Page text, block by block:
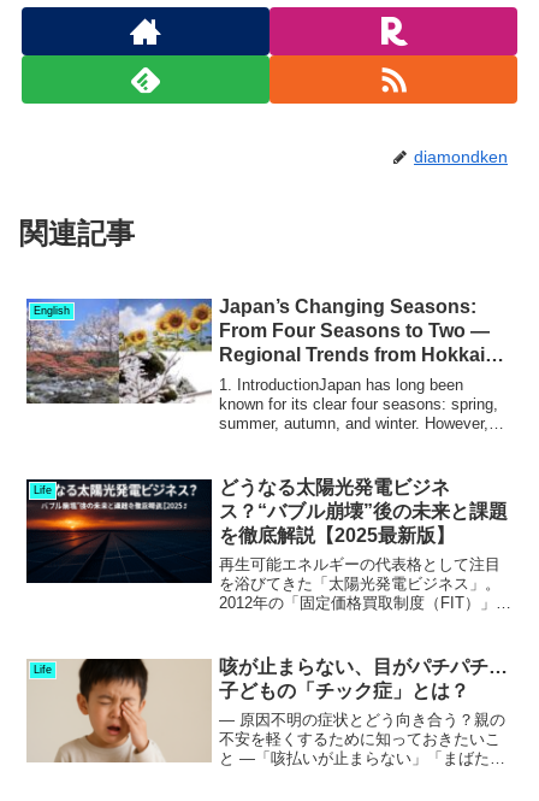
diamondken
関連記事
English
Japan’s Changing Seasons:
From Four Seasons to Two —
Regional Trends from Hokkaido
to Kyushu
1. IntroductionJapan has long been
known for its clear four seasons: spring,
summer, autumn, and winter. However,
Life
どうなる太陽光発電ビジネ
ス？“バブル崩壊”後の未来と課題
を徹底解説【2025最新版】
再生可能エネルギーの代表格として注目
を浴びてきた「太陽光発電ビジネス」。
2012年の「固定価格買取制度（FIT）」開
近年は「採算が合わない」「放置パネル
問題」「環境破壊...
Life
咳が止まらない、目がパチパチ…
子どもの「チック症」とは？
― 原因不明の症状とどう向き合う？親の
不安を軽くするために知っておきたいこ
と ―「咳払いが止まらない」「まばたき